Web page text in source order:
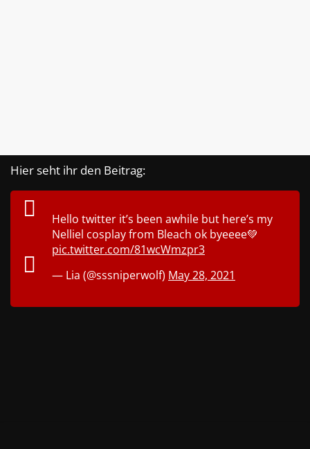
Hier seht ihr den Beitrag:
Hello twitter it’s been awhile but here’s my
Nelliel cosplay from Bleach ok byeeee💚
pic.twitter.com/81wcWmzpr3
— Lia (@sssniperwolf) May 28, 2021